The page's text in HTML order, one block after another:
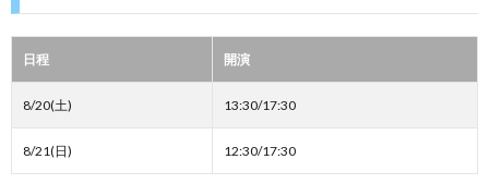
日程 開演
8/20(土) 13:30/17:30
8/21(日) 12:30/17:30